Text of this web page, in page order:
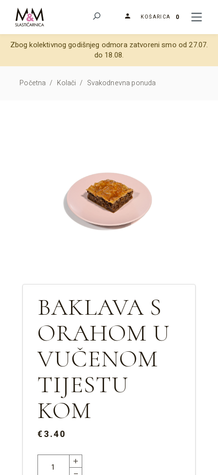
KOŠARICA 0
Zbog kolektivnog godišnjeg odmora zatvoreni smo od 27.07.
do 18.08.
Početna / Kolači / Svakodnevna ponuda
BAKLAVA S
ORAHOM U
VUČENOM
TIJESTU
KOM
€3.40